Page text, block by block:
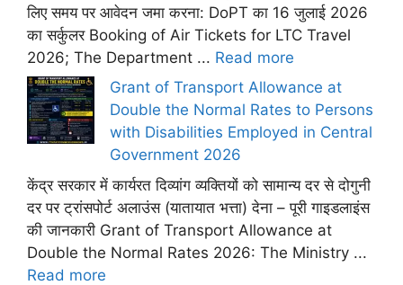
लिए समय पर आवेदन जमा करना: DoPT का 16 जुलाई 2026
का सर्कुलर Booking of Air Tickets for LTC Travel
2026; The Department ... Read more
Grant of Transport Allowance at
Double the Normal Rates to Persons
with Disabilities Employed in Central
Government 2026
केंद्र सरकार में कार्यरत दिव्यांग व्यक्तियों को सामान्य दर से दोगुनी
दर पर ट्रांसपोर्ट अलाउंस (यातायात भत्ता) देना – पूरी गाइडलाइंस
की जानकारी Grant of Transport Allowance at
Double the Normal Rates 2026: The Ministry ...
Read more